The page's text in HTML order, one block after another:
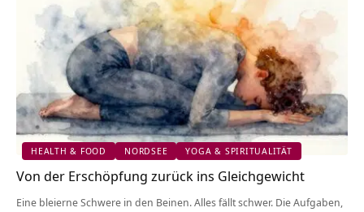
HEALTH & FOOD NORDSEE YOGA & SPIRITUALITÄT
Von der Erschöpfung zurück ins Gleichgewicht
Eine bleierne Schwere in den Beinen. Alles fällt schwer. Die Aufgaben,